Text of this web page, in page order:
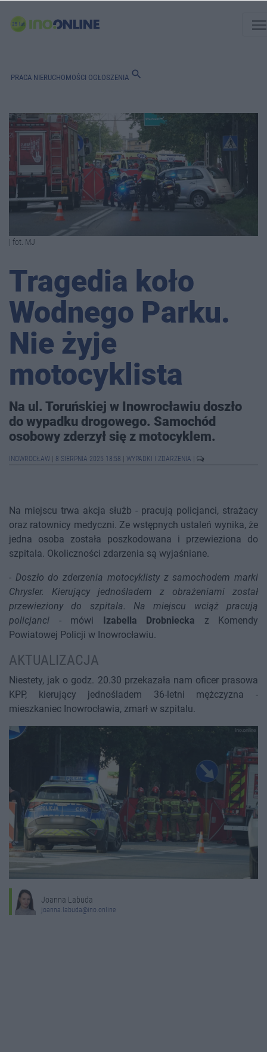
PRACA NIERUCHOMOŚCI OGŁOSZENIA search
| fot. MJ
Tragedia koło
Wodnego Parku.
Nie żyje
motocyklista
Na ul. Toruńskiej w Inowrocławiu doszło
do wypadku drogowego. Samochód
osobowy zderzył się z motocyklem.
INOWROCŁAW 8 SIERPNIA 2025 18:58 WYPADKI I ZDARZENIA
Na miejscu trwa akcja służb - pracują policjanci, strażacy
oraz ratownicy medyczni. Ze wstępnych ustaleń wynika, że
jedna osoba została poszkodowana i przewieziona do
szpitala. Okoliczności zdarzenia są wyjaśniane.
- Doszło do zderzenia motocyklisty z samochodem marki
Chrysler. Kierujący jednośladem z obrażeniami został
przewieziony do szpitala. Na miejscu wciąż pracują
policjanci - mówi Izabella Drobniecka z Komendy
Powiatowej Policji w Inowrocławiu.
AKTUALIZACJA
Niestety, jak o godz. 20.30 przekazała nam oficer prasowa
KPP, kierujący jednośladem 36-letni mężczyzna -
mieszkaniec Inowrocławia, zmarł w szpitalu.
Joanna Labuda
joanna.labuda@ino.online